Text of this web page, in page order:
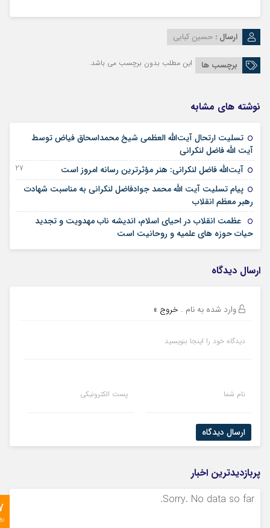
ارسال : حسین کبابی
برچسب ها این مطلب بدون برچسب می باشد.
نوشته های مشابه
تسلیت ارتحال آیت‌الله العظمی شیخ محمداسحاق فیاض توسط
آیت الله فاضل لنکرانی
آیت‌الله فاضل لنکرانی: هنر مؤثرترین رسانه امروز است 27 فروردین 1405
پیام تسلیت آیت الله محمد جوادفاضل لنکرانی به مناسبت شهادت
رهبر معظم انقلاب
عظمت انقلاب در احیای اسلام، اندیشه ناب مهدویت و تجدید
حیات حوزه های علمیه و روحانیت است
ارسال دیدگاه
وارد شده به نام . خروج »
دیدگاه خود را اینجا بنویسید
نام شما پست الکترونیکی
ارسال دیدگاه
پربازدیدترین اخبار
Sorry. No data so far.